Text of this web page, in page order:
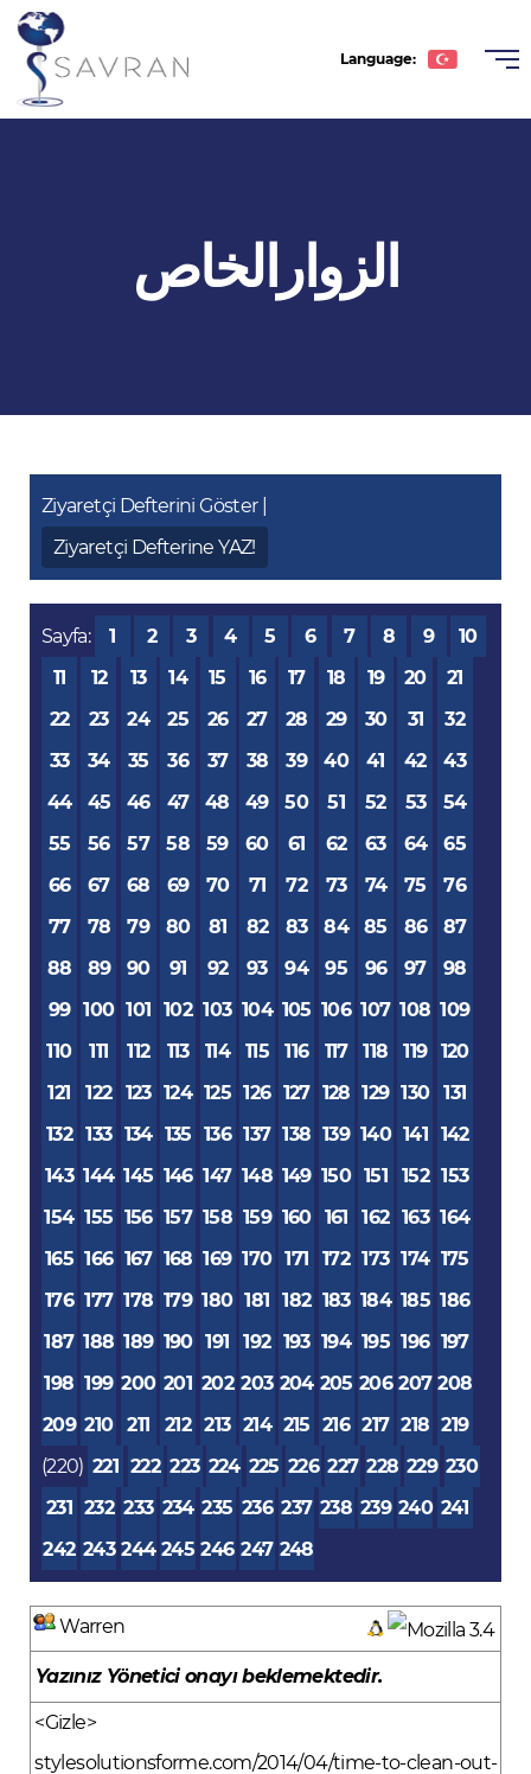
Language:
Românăالزوارالخاص
Ziyaretçi Defterini Göster |
Ziyaretçi Defterine YAZ!
Sayfa: 1 2 3 4 5 6 7 8 9
10
11
12 13 14 15 16 17 18 19 20
21
22
23 24 25 26 27 28 29 30 31
32
33
34 35 36 37 38 39 40 41 42
43
44
45 46 47 48 49 50 51 52 53
54
55
56 57 58 59 60 61 62 63 64
65
66
67 68 69 70 71 72 73 74 75
76
77
78 79 80 81 82 83 84 85 86
87
88
89 90 91 92 93 94 95 96 97
98
99 100 101 102 103 104 105 106 107 108 109
110
111 112 113 114 115 116 117 118 119
120
121
122 123 124 125 126 127 128 129 130
131
132 133 134 135 136 137 138 139 140 141 142
143 144 145 146 147 148 149 150 151 152 153
154 155 156 157 158 159 160 161 162 163 164
165 166 167 168 169 170 171 172 173 174 175
176 177 178 179 180 181 182 183 184 185 186
187 188 189 190 191 192 193 194 195 196 197
198 199 200 201 202 203 204 205 206 207 208
209 210 211 212 213 214 215 216 217 218 219
(220) 221 222 223 224 225 226 227 228 229 230
231 232 233 234 235 236 237 238 239 240 241
242 243 244 245 246 247 248
Warren
Yazınız Yönetici onayı beklemektedir.
<Gizle>
stylesolutionsforme.com/2014/04/time-to-clean-out-